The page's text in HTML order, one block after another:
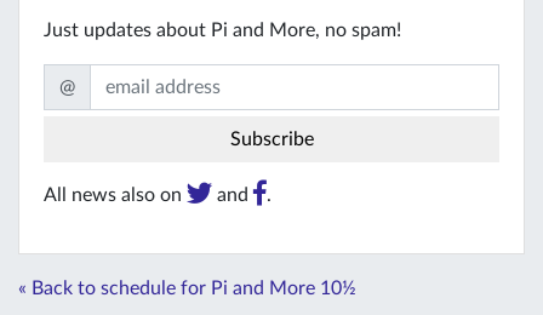
Just updates about Pi and More, no spam!
@
All news also on and .
« Back to schedule for Pi and More 10½